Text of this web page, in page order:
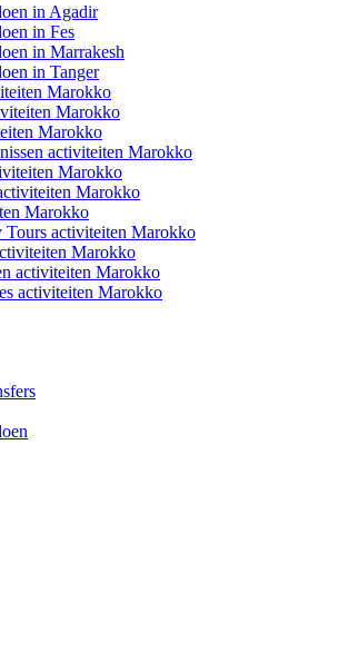
in Agadir
in Fes
in Marrakesh
in Tanger
Marokko
Marokko
Marokko
activiteiten Marokko
Marokko
Marokko
Marokko
activiteiten Marokko
Marokko
activiteiten Marokko
activiteiten Marokko